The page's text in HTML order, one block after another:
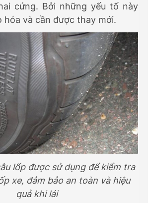
cứng. Bởi những yếu tố này
hóa và cần được thay mới.
lốp được sử dụng để kiểm tra
xe, đảm bảo an toàn và hiệu
quả khi lái